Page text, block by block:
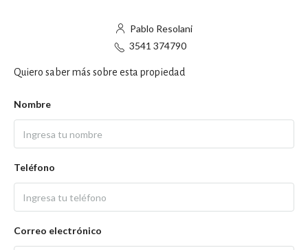
Pablo Resolani
3541 374790
Quiero saber más sobre esta propiedad
Nombre
Teléfono
Correo electrónico